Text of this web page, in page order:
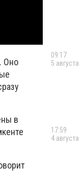
Оно
в
09:17
5 августа
17:59
4 августа